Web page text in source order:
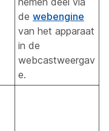
de webengine
van het apparaat
in de
webcastweergav
e.